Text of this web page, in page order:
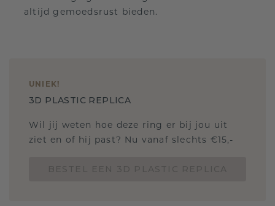
altijd gemoedsrust bieden.
UNIEK!
3D PLASTIC REPLICA
Wil jij weten hoe deze ring er bij jou uit
ziet en of hij past? Nu vanaf slechts €15,-